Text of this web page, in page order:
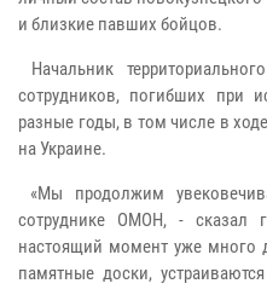
и близкие павших бойцов.
Начальник
сотрудников, погибших при
разные годы, в том числе в
на Украине.
«Мы продолжим
сотруднике ОМОН, - сказал
настоящий момент уже много
памятные доски,